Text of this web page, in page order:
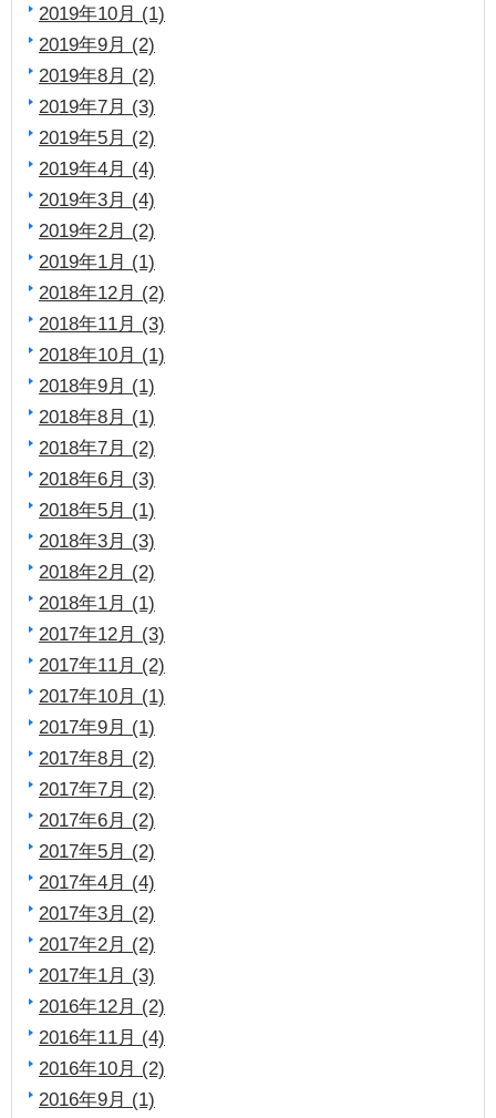
2019年10月 (1)
2019年9月 (2)
2019年8月 (2)
2019年7月 (3)
2019年5月 (2)
2019年4月 (4)
2019年3月 (4)
2019年2月 (2)
2019年1月 (1)
2018年12月 (2)
2018年11月 (3)
2018年10月 (1)
2018年9月 (1)
2018年8月 (1)
2018年7月 (2)
2018年6月 (3)
2018年5月 (1)
2018年3月 (3)
2018年2月 (2)
2018年1月 (1)
2017年12月 (3)
2017年11月 (2)
2017年10月 (1)
2017年9月 (1)
2017年8月 (2)
2017年7月 (2)
2017年6月 (2)
2017年5月 (2)
2017年4月 (4)
2017年3月 (2)
2017年2月 (2)
2017年1月 (3)
2016年12月 (2)
2016年11月 (4)
2016年10月 (2)
2016年9月 (1)